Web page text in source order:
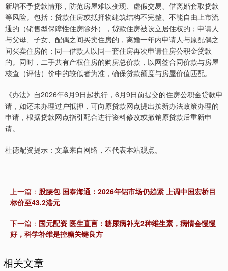
新增不予贷款情形，防范房屋难以变现、虚假交易、借离婚套取贷款
等风险。包括：贷款住房或抵押物建筑结构不完整、不能自由上市流
通的（销售型保障性住房除外），贷款住房被设立居住权的；申请人
与父母、子女、配偶之间买卖住房的，离婚一年内申请人与原配偶之
间买卖住房的；同一借款人以同一套住房再次申请住房公积金贷款
的。同时，二手共有产权住房的购房总价款，以网签合同价款与房屋
核查（评估）价中的较低者为准，确保贷款额度与房屋价值匹配。
《办法》自2026年6月9日起执行，6月9日前提交的住房公积金贷款申
请，如还未办理过户抵押，可向原贷款网点提出按新办法政策办理的
申请，根据贷款网点指引配合进行资料修改或撤销原贷款后重新申
请。
杜德配资提示：文章来自网络，不代表本站观点。
上一篇： 股腰包 国泰海通：2026年铝市场仍趋紧 上调中国宏桥目
标价至43.2港元
下一篇： 国元配资 医生直言：糖尿病补充2种维生素，病情会慢慢
好，科学补维是控糖关键良方
相关文章